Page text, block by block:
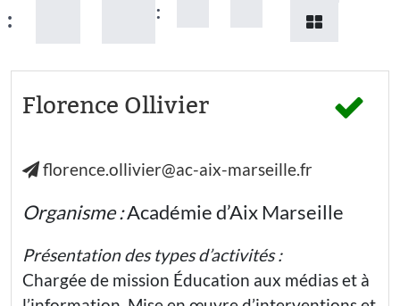
:
:
Florence Ollivier
florence.ollivier@ac-aix-marseille.fr
Organisme :Académie d’Aix Marseille
Présentation des types d’activités :
Chargée de mission Éducation aux médias et à